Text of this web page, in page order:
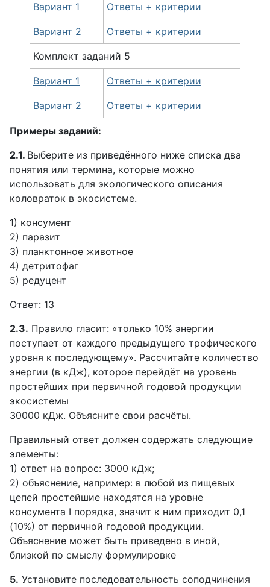
Вариант 1 Ответы + критерии
Вариант 2 Ответы + критерии
Комплект заданий 5
Вариант 1 Ответы + критерии
Вариант 2 Ответы + критерии
Примеры заданий:
2.1. Выберите из приведённого ниже списка два
понятия или термина, которые можно
использовать для экологического описания
коловраток в экосистеме.
1) консумент
2) паразит
3) планктонное животное
4) детритофаг
5) редуцент
Ответ: 13
2.3. Правило гласит: «только 10% энергии
поступает от каждого предыдущего трофического
уровня к последующему». Рассчитайте количество
энергии (в кДж), которое перейдёт на уровень
простейших при первичной годовой продукции
экосистемы
30000 кДж. Объясните свои расчёты.
Правильный ответ должен содержать следующие
элементы:
1) ответ на вопрос: 3000 кДж;
2) объяснение, например: в любой из пищевых
цепей простейшие находятся на уровне
консумента I порядка, значит к ним приходит 0,1
(10%) от первичной годовой продукции.
Объяснение может быть приведено в иной,
близкой по смыслу формулировке
5. Установите последовательность соподчинения